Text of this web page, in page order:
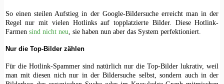
So einen steilen Aufstieg in der Google-Bildersuche erreicht man in der
Regel nur mit vielen Hotlinks auf topplatzierte Bilder. Diese Hotlink-
Farmen sind nicht neu , sie haben nun aber das System perfektioniert.
Nur die Top-Bilder zählen
Für die Hotlink-Spammer sind natürlich nur die Top-Bilder lukrativ, weil
man mit diesen nich nur in der Bildersuche selbst, sondern auch in der